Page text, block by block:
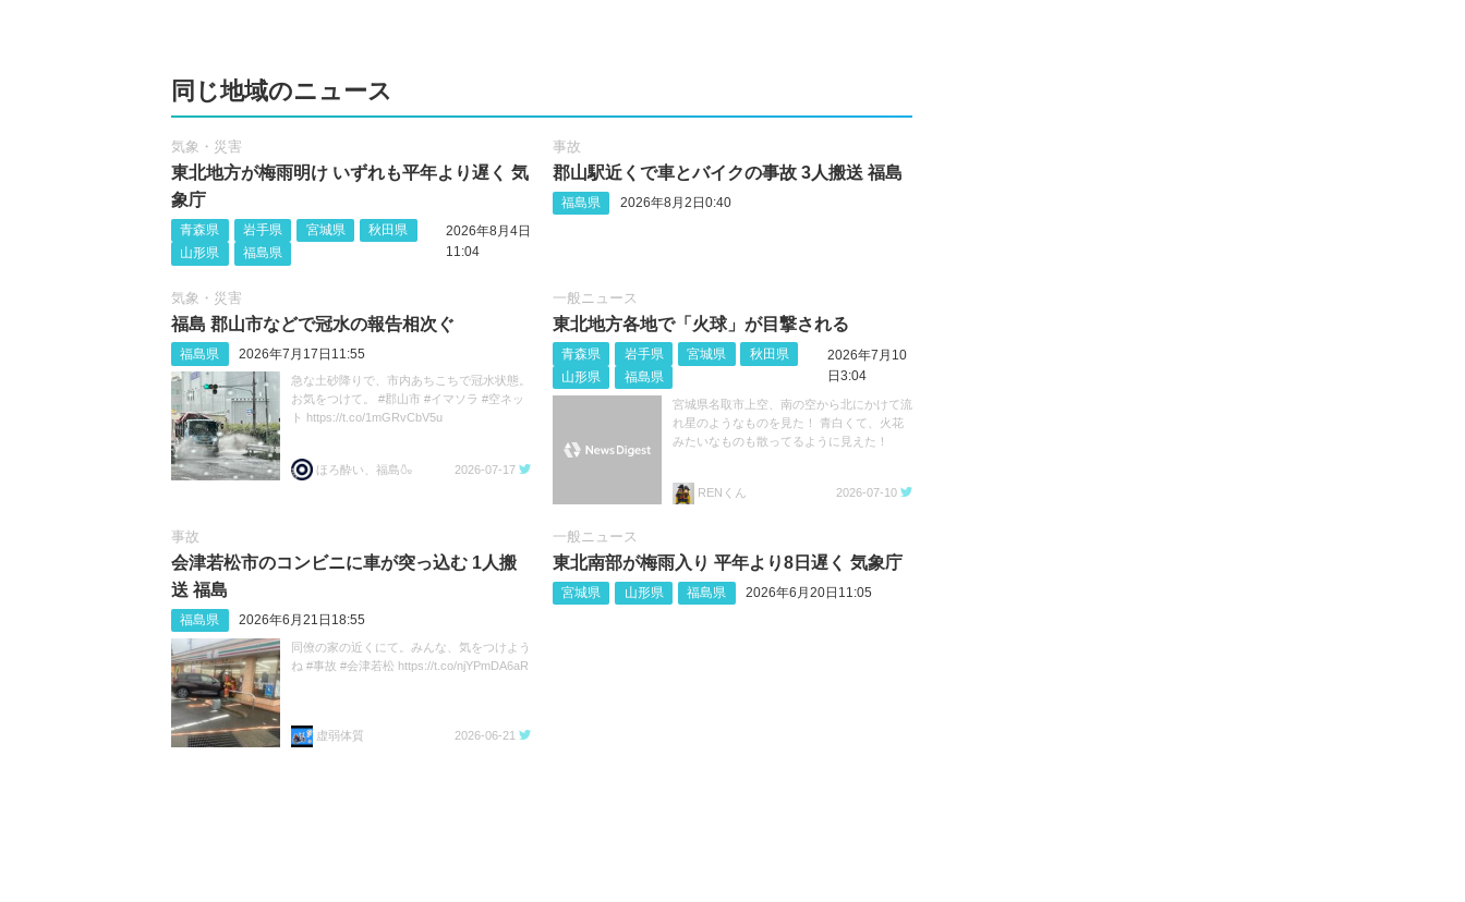
同じ地域のニュース
気象・災害
東北地方が梅雨明け いずれも平年より遅く 気
象庁
青森県 岩手県 宮城県
秋田県
山形県
福島県
2026年8月4日
11:04
事故
郡山駅近くで車とバイクの事故 3人搬送 福島
福島県 2026年8月2日0:40
気象・災害
福島 郡山市などで冠水の報告相次ぐ
福島県 2026年7月17日11:55
急な土砂降りで、市内あちこちで冠水状態。
お気をつけて。 #郡山市 #イマソラ #空ネッ
ト https://t.co/1mGRvCbV5u
ほろ酔い、福島🍶 2026-07-17
一般ニュース
東北地方各地で「火球」が目撃される
青森県 岩手県 宮城県
秋田県
山形県
福島県
2026年7月10
日3:04
宮城県名取市上空、南の空から北にかけて流
れ星のようなものを見た！ 青白くて、火花
みたいなものも散ってるように見えた！
RENくん 2026-07-10
事故
会津若松市のコンビニに車が突っ込む 1人搬
送 福島
福島県 2026年6月21日18:55
同僚の家の近くにて。みんな、気をつけよう
ね #事故 #会津若松 https://t.co/njYPmDA6aR
虚弱体質 2026-06-21
一般ニュース
東北南部が梅雨入り 平年より8日遅く 気象庁
宮城県 山形県 福島県 2026年6月20日11:05